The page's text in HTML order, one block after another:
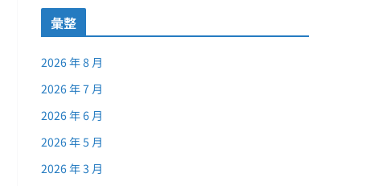
彙整
2026 年 8 月
2026 年 7 月
2026 年 6 月
2026 年 5 月
2026 年 3 月